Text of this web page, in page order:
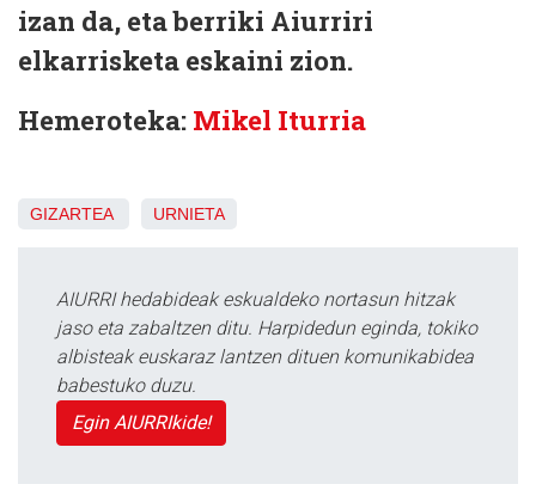
izan da, eta berriki Aiurriri
elkarrisketa eskaini zion.
Hemeroteka: Mikel Iturria
GIZARTEA URNIETA
AIURRI hedabideak eskualdeko nortasun hitzak
jaso eta zabaltzen ditu. Harpidedun eginda, tokiko
albisteak euskaraz lantzen dituen komunikabidea
babestuko duzu.
Egin AIURRIkide!